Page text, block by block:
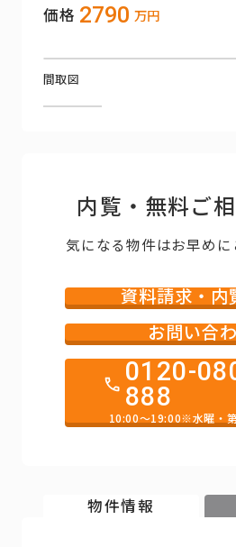
価格 2790 万円
間取図
内覧・無料ご
気になる物件はお早め
資料請求・内
お問い合
0120-
888
10:00～19:00※水曜・
物件情報